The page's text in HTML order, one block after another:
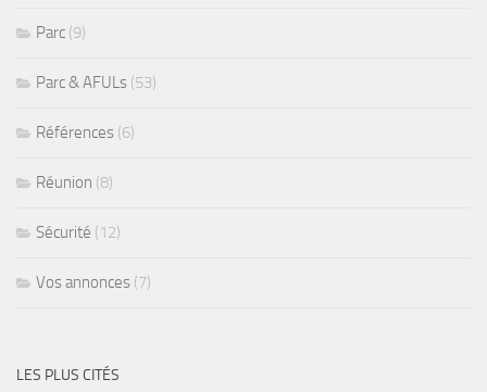
Parc (9)
Parc & AFULs (53)
Références (6)
Réunion (8)
Sécurité (12)
Vos annonces (7)
LES PLUS CITÉS